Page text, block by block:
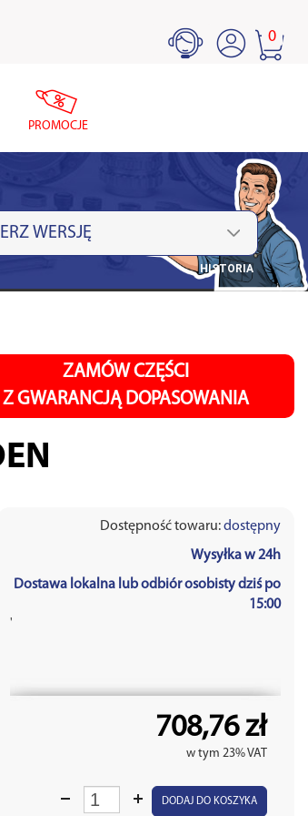
0
PROMOCJE
HISTORIA
ZAMÓW CZĘŚCI
Z GWARANCJĄ DOPASOWANIA
Dostępność towaru:dostępny
Wysyłka w 24h
Dostawa lokalna lub odbiór osobisty dziś po
15:00
'
708,76 zł
w tym 23% VAT
DODAJ DO KOSZYKA